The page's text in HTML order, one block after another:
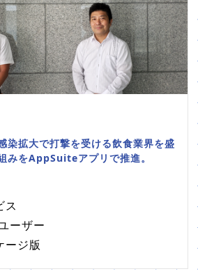
染拡大で打撃を受ける飲食業界を盛
みをAppSuiteアプリで推進。
ス
ーザー
ージ版